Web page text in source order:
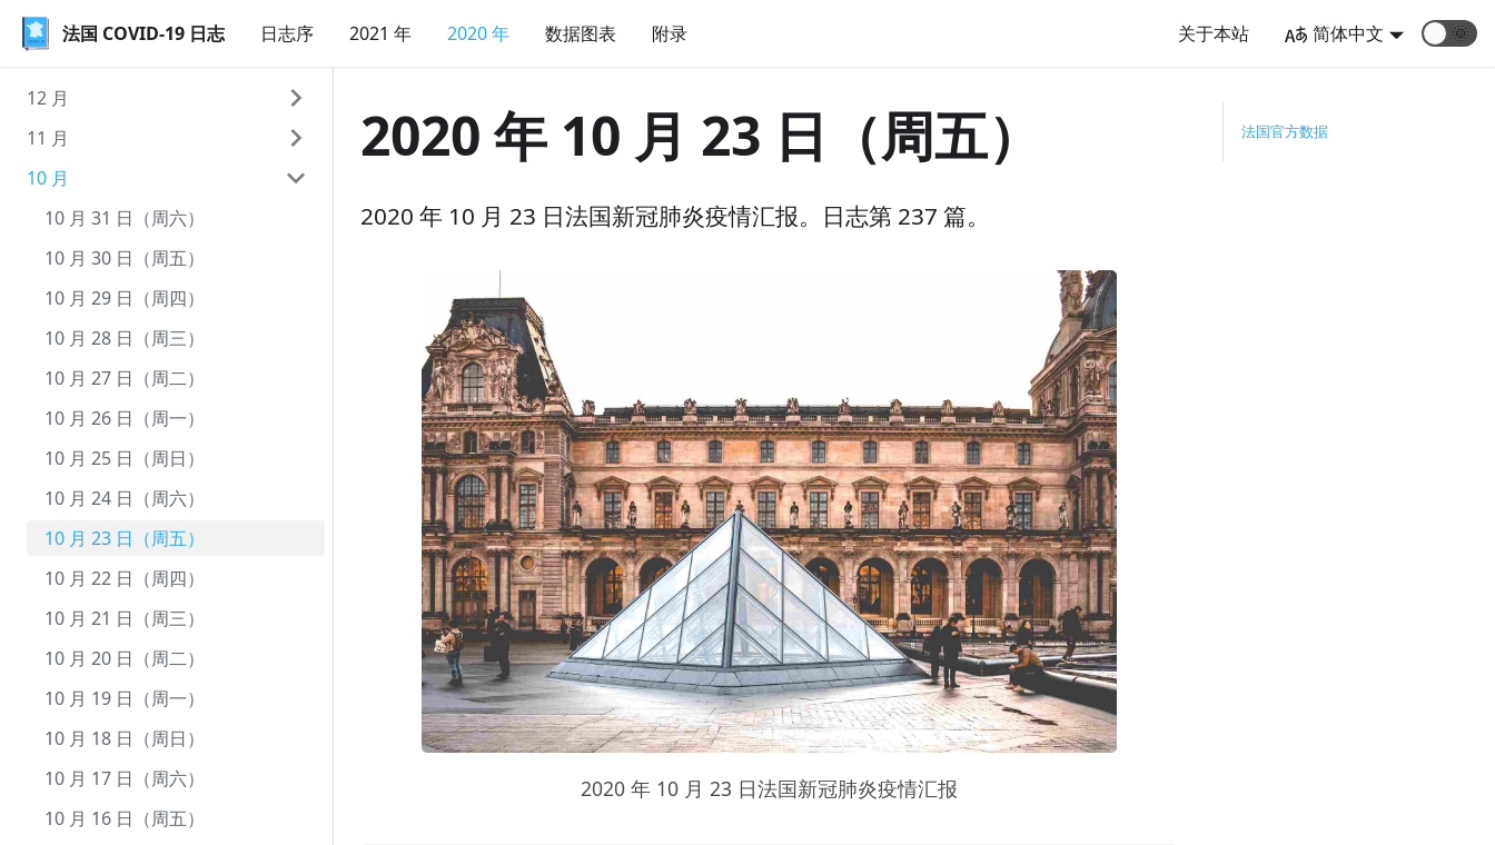
法国 COVID-19 日志 日志序 2021 年 2020 年 数据图表 附录 关于本站 简体中文 🌞
法国 COVID-19 日志
12 月
12 月 31 日（周四）
12 月 30 日（周三）
12 月 29 日（周二）
12 月 28 日（周一）
12 月 27 日（周日）
12 月 26 日（周六）
12 月 25 日（周五）
12 月 24 日（周四）
12 月 23 日（周三）
12 月 22 日（周二）
12 月 21 日（周一）
12 月 20 日（周日）
12 月 19 日（周六）
12 月 18 日（周五）
12 月 17 日（周四）
12 月 16 日（周三）
12 月 15 日（周二）
12 月 14 日（周一）
11 月
11 月 30 日（周一）
11 月 29 日（周日）
11 月 28 日（周六）
11 月 27 日（周五）
11 月 26 日（周四）
11 月 25 日（周三）
11 月 24 日（周二）
11 月 23 日（周一）
11 月 22 日（周日）
11 月 21 日（周六）
11 月 20 日（周五）
11 月 19 日（周四）
11 月 18 日（周三）
11 月 17 日（周二）
11 月 16 日（周一）
11 月 15 日（周日）
11 月 14 日（周六）
10 月
10 月 31 日（周六）
10 月 30 日（周五）
10 月 29 日（周四）
10 月 28 日（周三）
10 月 27 日（周二）
10 月 26 日（周一）
10 月 25 日（周日）
10 月 24 日（周六）
10 月 23 日（周五）
10 月 22 日（周四）
10 月 21 日（周三）
10 月 20 日（周二）
10 月 19 日（周一）
10 月 18 日（周日）
10 月 17 日（周六）
10 月 16 日（周五）
2020 年 10 月 23 日（周五）
2020 年 10 月 23 日法国新冠肺炎疫情汇报。日志第 237 篇。
2020 年 10 月 23 日法国新冠肺炎疫情汇报
法国官方数据